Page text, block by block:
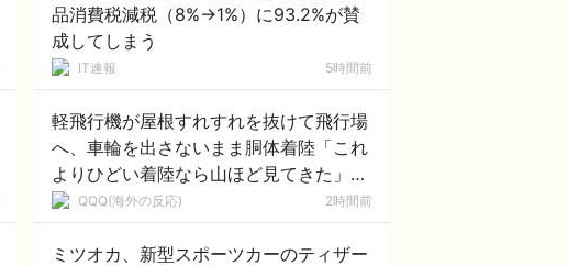
品消費税減税（8%→1%）に93.2%が賛
成してしまう
IT速報 5時間前
軽飛行機が屋根すれすれを抜けて飛行場
へ、車輪を出さないまま胴体着陸「これ
よりひどい着陸なら山ほど見てきた」
【海外の反応】
QQQ(海外の反応) 2時間前
ミツオカ、新型スポーツカーのティザー